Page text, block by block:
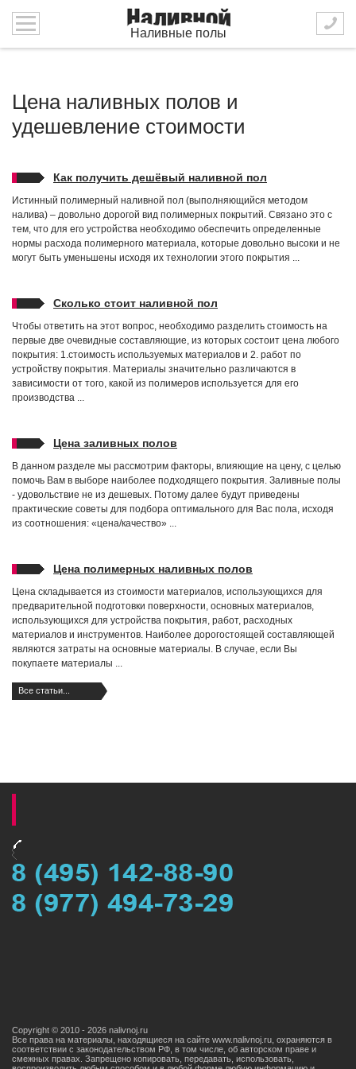
Наливные полы
Цена наливных полов и
удешевление стоимости
Как получить дешёвый наливной пол
Истинный полимерный наливной пол (выполняющийся методом
налива) – довольно дорогой вид полимерных покрытий. Связано это с
тем, что для его устройства необходимо обеспечить определенные
нормы расхода полимерного материала, которые довольно высоки и не
могут быть уменьшены исходя их технологии этого покрытия ...
Сколько стоит наливной пол
Чтобы ответить на этот вопрос, необходимо разделить стоимость на
первые две очевидные составляющие, из которых состоит цена любого
покрытия: 1.стоимость используемых материалов и 2. работ по
устройству покрытия. Материалы значительно различаются в
зависимости от того, какой из полимеров используется для его
производства ...
Цена заливных полов
В данном разделе мы рассмотрим факторы, влияющие на цену, с целью
помочь Вам в выборе наиболее подходящего покрытия. Заливные полы
- удовольствие не из дешевых. Потому далее будут приведены
практические советы для подбора оптимального для Вас пола, исходя
из соотношения: «цена/качество» ...
Цена полимерных наливных полов
Цена складывается из стоимости материалов, использующихся для
предварительной подготовки поверхности, основных материалов,
использующихся для устройства покрытия, работ, расходных
материалов и инструментов. Наиболее дорогостоящей составляющей
являются затраты на основные материалы. В случае, если Вы
покупаете материалы ...
Все статьи...
Copyright © 2010 - 2026 nalivnoj.ru
Все права на материалы, находящиеся на сайте www.nalivnoj.ru, охраняются в
соответствии с законодательством РФ, в том числе, об авторском праве и
смежных правах. Запрещено копировать, передавать, использовать,